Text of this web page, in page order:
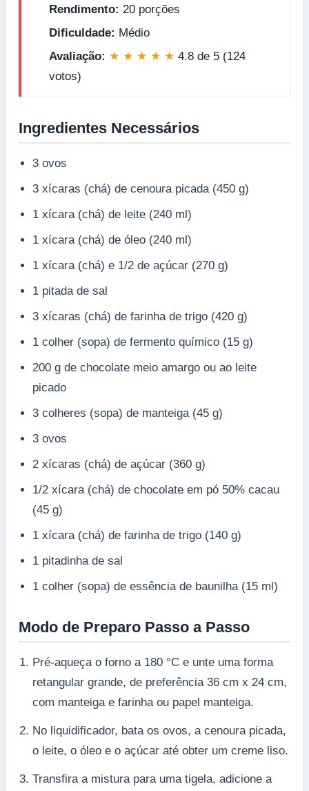
Rendimento: 20 porções
Dificuldade: Médio
Avaliação: ★ ★ ★ ★ ★ 4.8 de 5 (124
votos)
Ingredientes Necessários
3 ovos
3 xícaras (chá) de cenoura picada (450 g)
1 xícara (chá) de leite (240 ml)
1 xícara (chá) de óleo (240 ml)
1 xícara (chá) e 1/2 de açúcar (270 g)
1 pitada de sal
3 xícaras (chá) de farinha de trigo (420 g)
1 colher (sopa) de fermento químico (15 g)
200 g de chocolate meio amargo ou ao leite
picado
3 colheres (sopa) de manteiga (45 g)
3 ovos
2 xícaras (chá) de açúcar (360 g)
1/2 xícara (chá) de chocolate em pó 50% cacau
(45 g)
1 xícara (chá) de farinha de trigo (140 g)
1 pitadinha de sal
1 colher (sopa) de essência de baunilha (15 ml)
Modo de Preparo Passo a Passo
Pré-aqueça o forno a 180 °C e unte uma forma
retangular grande, de preferência 36 cm x 24 cm,
com manteiga e farinha ou papel manteiga.
No liquidificador, bata os ovos, a cenoura picada,
o leite, o óleo e o açúcar até obter um creme liso.
Transfira a mistura para uma tigela, adicione a